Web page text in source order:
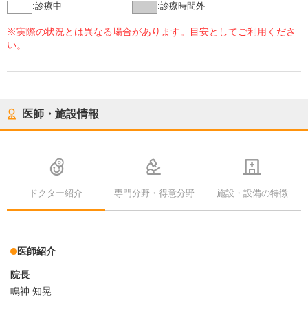
:診療中 :診療時間外
※実際の状況とは異なる場合があります。目安としてご利用くださ
い。
医師・施設情報
ドクター紹介 専門分野・得意分野 施設・設備の特徴
医師紹介
院長
鳴神 知晃